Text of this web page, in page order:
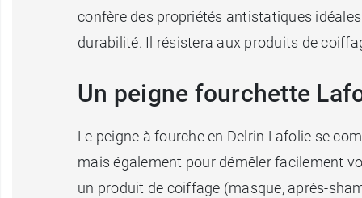
confère des propriétés antistatiques
durabilité. Il résistera aux produits de
Un peigne fourchette
Le peigne à fourche en Delrin Lafolie se
mais également pour démêler facilement
un produit de coiffage (masque, après-